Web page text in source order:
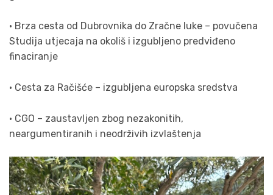
• Brza cesta od Dubrovnika do Zračne luke – povučena
Studija utjecaja na okoliš i izgubljeno predviđeno
finaciranje
• Cesta za Račišće – izgubljena europska sredstva
• CGO – zaustavljen zbog nezakonitih,
neargumentiranih i neodrživih izvlaštenja